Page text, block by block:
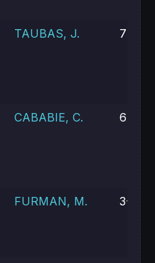
TAUBAS, J. 7-5,
CABABIE, C. 6-2,
FURMAN, M. 3-6,